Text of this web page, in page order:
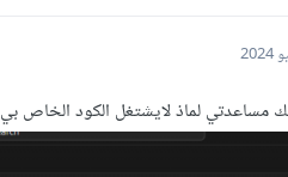
مساعدتي لماذ لايشتغل الكود الخاص بي